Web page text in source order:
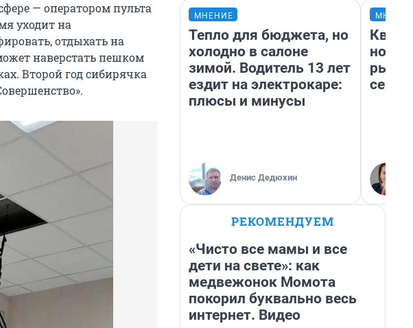
— оператором пульта
уходит на
отдыхать на
наверстать пешком
Второй год сибирячка
МНЕНИЕ
Тепло для бюджета, но
холодно в салоне
зимой. Водитель 13 лет
ездит на электрокаре:
плюсы и минусы
Денис Дедюхин
но
РЕКОМЕНДУЕМ
«Чисто все мамы и все
дети на свете»: как
медвежонок Момота
покорил буквально весь
интернет. Видео